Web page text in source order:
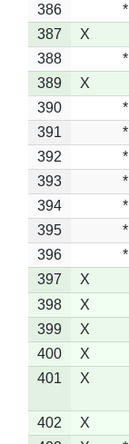
386
*
387
X
388
*
389
X
390
*
391
*
392
*
393
*
394
*
395
*
396
*
397
X
398
X
399
X
400
X
401
X
402 X